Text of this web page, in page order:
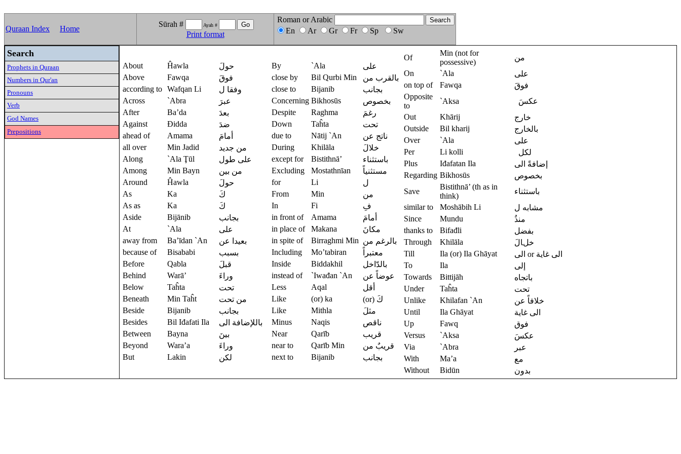
Quraan Index Home
Sūrah # Ayah #
Print format
Roman or Arabic
En
Ar Gr Fr Sp Sw
Search
Prophets in Quraan
Numbers in Qur'an
Pronouns
Verb
God Names
Prepositions
About Ĥawla
حولَ
Above
Fawqa
فوقَ
according to Wafqan Li
وفقا ل
Across
`Abra
عبرَ
After
Ba’da
بعدَ
Against
Đidda
ضدَ
ahead of
Amama
أمامَ
all over
Min Jadid
من جديد
Along
`Ala Ţūl
على طول
Among
Min Bayn
من بين
Around
Ĥawla
حولَ
As
Ka
كَ
As as
Ka
كَ
Aside
Bijānib
بجانب
At
`Ala
على
away from
Ba’īdan `An
بعيدا عن
because of
Bisababi
بسبب
Before
Qabla
قبلَ
Behind
Warā’
وراءَ
Below
Taĥta
تحت
Beneath
Min Taĥt
من تحت
Beside
Bijanib
بجانب
Besides
Bil Iđafati Ila
باللإضافة الى
Between
Bayna
بينَ
Beyond
Wara’a
وراءَ
But
Lakin لكن
By `Ala
على
close by
Bil Qurbi Min
بالقرب من
close to
Bijanib
بجانب
Concerning Bikhosūs
بخصوص
Despite
Raghma
رغمَ
Down
Taĥta
تحت
due to
Nātij `An
ناتج عن
During
Khilāla
خلالَ
except for
Bistithnā’
باستثناء
Excluding
Mostathnīan
مستثنياً
for
Li
ل
From
Min
من
In
Fi
فِ
in front of
Amama
أمامَ
in place of
Makana
مكانَ
in spite of
Birraghmi Min بالرغم من
Including
Mo’tabiran
معتبراً
Inside
Biddakhil
بالدّاخل
instead of
`Iwađan `An
عوضاً عن
Less
Aqal
أقل
Like
(or) ka
(or) كَ
Like
Mithla
مثلَ
Minus
Naqis
ناقص
Near
Qarīb
قريب
near to
Qarīb Min
قريبٌ من
next to
Bijanib بجانب
Of
Min (not for
possessive)
من
On
`Ala
على
on top of
Fawqa
فوقَ
Opposite
to
`Aksa
عكسَ
Out
Khārij
خارج
Outside
Bil kharij
بالخارج
Over
`Ala
على
Per
Li kolli
لكل
Plus
Iđafatan Ila
إضافةً الى
Regarding Bikhosūs
بخصوص
Save
Bistithnā’ (th as in
think)
باستثناء
similar to
Moshābih Li
مشابه ل
Since
Mundu
منذُ
thanks to
Bifađli
بفضل
Through
Khilāla
خلالَ
Till
Ila (or) Ila Ghāyat
الى or الى غاية
To
Ila
إلى
Towards
Bittijāh
باتجاه
Under
Taĥta
تحت
Unlike
Khilafan `An
خلافاً عن
Until
Ila Ghāyat
الى غاية
Up
Fawq
فوق
Versus
`Aksa
عكسَ
Via
`Abra
عبر
With
Ma’a
مع
Without
Bidūn بدون